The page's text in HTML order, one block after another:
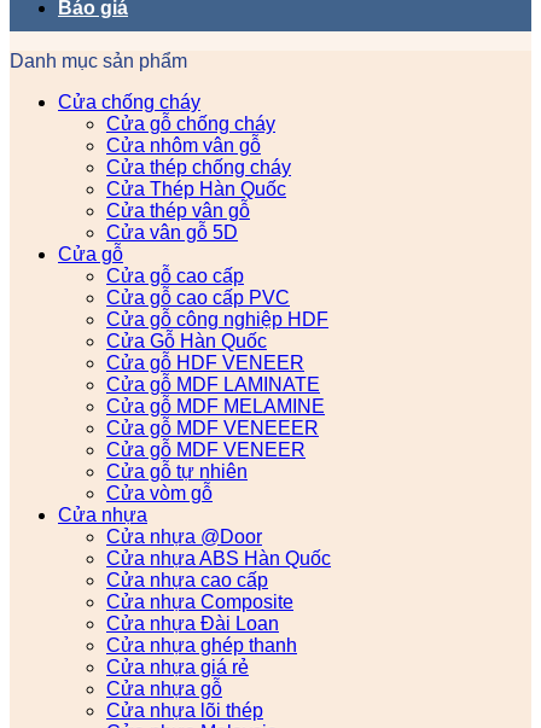
Báo giá
Danh mục sản phẩm
Cửa chống cháy
Cửa gỗ chống cháy
Cửa nhôm vân gỗ
Cửa thép chống cháy
Cửa Thép Hàn Quốc
Cửa thép vân gỗ
Cửa vân gỗ 5D
Cửa gỗ
Cửa gỗ cao cấp
Cửa gỗ cao cấp PVC
Cửa gỗ công nghiệp HDF
Cửa Gỗ Hàn Quốc
Cửa gỗ HDF VENEER
Cửa gỗ MDF LAMINATE
Cửa gỗ MDF MELAMINE
Cửa gỗ MDF VENEEER
Cửa gỗ MDF VENEER
Cửa gỗ tự nhiên
Cửa vòm gỗ
Cửa nhựa
Cửa nhựa @Door
Cửa nhựa ABS Hàn Quốc
Cửa nhựa cao cấp
Cửa nhựa Composite
Cửa nhựa Đài Loan
Cửa nhựa ghép thanh
Cửa nhựa giá rẻ
Cửa nhựa gỗ
Cửa nhựa lõi thép